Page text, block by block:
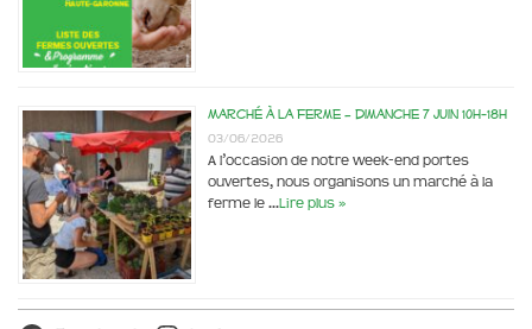
Marché à la ferme – dimanche 7 juin 10h-18h
03/06/2026
A l’occasion de notre week-end portes
ouvertes, nous organisons un marché à la
ferme le …Lire plus »